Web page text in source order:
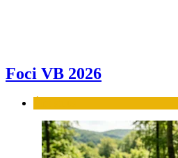
Foci VB 2026